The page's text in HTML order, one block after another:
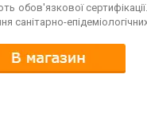
обов'язкової
санітарно-